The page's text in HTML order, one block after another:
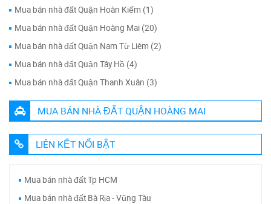
Mua bán nhà đất Quận Hoàn Kiếm (1)
Mua bán nhà đất Quận Hoàng Mai (20)
Mua bán nhà đất Quận Nam Từ Liêm (2)
Mua bán nhà đất Quận Tây Hồ (4)
Mua bán nhà đất Quận Thanh Xuân (3)
MUA BÁN NHÀ ĐẤT QUẬN HOÀNG MAI
LIÊN KẾT NỔI BẬT
Mua bán nhà đất Tp HCM
Mua bán nhà đất Bà Rịa - Vũng Tàu